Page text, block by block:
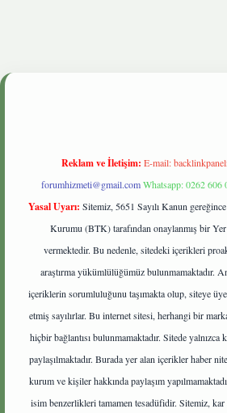
Reklam ve İletişim: E-mail:
forumhizmeti@gmail.comWhatsapp: 0262 606
Yasal Uyarı: Sitemiz, 5651 Sayılı Kanun
Kurumu (BTK) tarafından onaylanmış bir Yer
vermektedir. Bu nedenle, sitedeki içerikleri
araştırma yükümlülüğümüz bulunmamaktadır.
içeriklerin sorumluluğunu taşımakta olup, siteye
etmiş sayılırlar. Bu internet sitesi, herhangi bir
hiçbir bağlantısı bulunmamaktadır. Sitede yalnızca
paylaşılmaktadır. Burada yer alan içerikler haber
kurum ve kişiler hakkında paylaşım
isim benzerlikleri tamamen tesadüfidir. Sitemiz, kar